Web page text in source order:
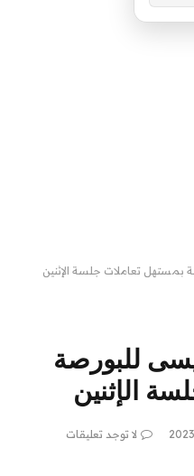
بمستهل تعاملات جلسة الإثنين
للبورصة
الإثنين
لا توجد تعليقات